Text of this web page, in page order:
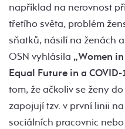
například na nerovnost
třetího světa, problém
sňatků, násilí na ženách
OSN vyhlásila „Women
Equal Future in a
tom, že ačkoliv se ženy
zapojují tzv. v první linii
sociálních pracovnic